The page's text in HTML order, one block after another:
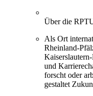
Über die
Als Ort
Rheinland-
und
forscht oder
gestaltet